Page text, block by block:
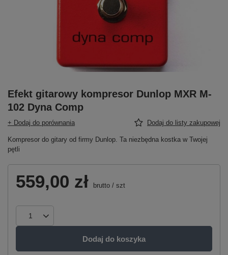
Efekt gitarowy kompresor Dunlop MXR M-
102 Dyna Comp
+ Dodaj do porównania Dodaj do listy zakupowej
Kompresor do gitary od firmy Dunlop. Ta niezbędna kostka w Twojej
pętli
559,00 zł brutto / szt
Dodaj do koszyka